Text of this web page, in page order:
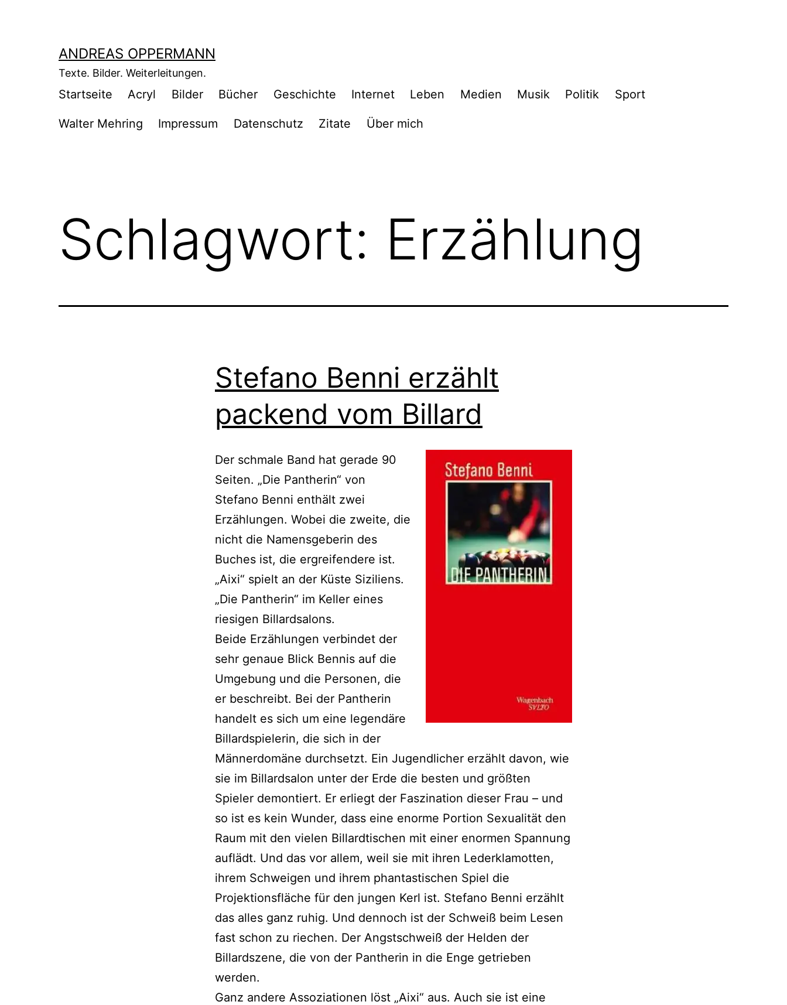
ANDREAS OPPERMANN
Texte. Bilder. Weiterleitungen.
Startseite Acryl Bilder Bücher Geschichte Internet Leben Medien Musik Politik Sport
Walter Mehring Impressum Datenschutz Zitate Über mich
Schlagwort: Erzählung
Stefano Benni erzählt
packend vom Billard
Der schmale Band hat gerade 90
Seiten. „Die Pantherin“ von
Stefano Benni enthält zwei
Erzählungen. Wobei die zweite, die
nicht die Namensgeberin des
Buches ist, die ergreifendere ist.
„Aixi“ spielt an der Küste Siziliens.
„Die Pantherin“ im Keller eines
riesigen Billardsalons.
Beide Erzählungen verbindet der
sehr genaue Blick Bennis auf die
Umgebung und die Personen, die
er beschreibt. Bei der Pantherin
handelt es sich um eine legendäre
Billardspielerin, die sich in der
Männerdomäne durchsetzt. Ein Jugendlicher erzählt davon, wie
sie im Billardsalon unter der Erde die besten und größten
Spieler demontiert. Er erliegt der Faszination dieser Frau – und
so ist es kein Wunder, dass eine enorme Portion Sexualität den
Raum mit den vielen Billardtischen mit einer enormen Spannung
auflädt. Und das vor allem, weil sie mit ihren Lederklamotten,
ihrem Schweigen und ihrem phantastischen Spiel die
Projektionsfläche für den jungen Kerl ist. Stefano Benni erzählt
das alles ganz ruhig. Und dennoch ist der Schweiß beim Lesen
fast schon zu riechen. Der Angstschweiß der Helden der
Billardszene, die von der Pantherin in die Enge getrieben
werden.
Ganz andere Assoziationen löst „Aixi“ aus. Auch sie ist eine